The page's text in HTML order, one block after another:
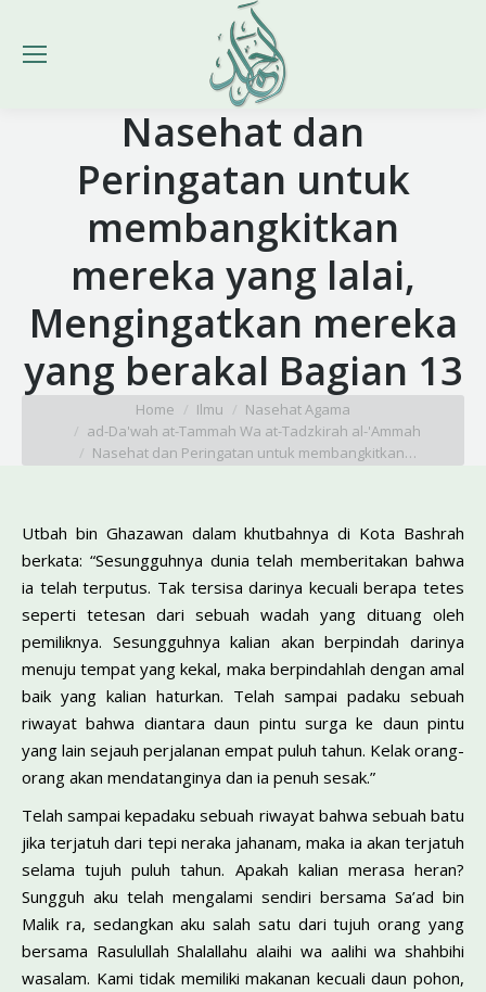
Nasehat dan
Peringatan untuk
membangkitkan
mereka yang lalai,
Mengingatkan mereka
yang berakal Bagian 13
Home Ilmu
Nasehat Agama
ad-Da'wah at-Tammah Wa at-Tadzkirah al-'Ammah
Nasehat dan Peringatan untuk membangkitkan…
Utbah bin Ghazawan dalam khutbahnya di Kota Bashrah
berkata: “Sesungguhnya dunia telah memberitakan bahwa
ia telah terputus. Tak tersisa darinya kecuali berapa tetes
seperti tetesan dari sebuah wadah yang dituang oleh
pemiliknya. Sesungguhnya kalian akan berpindah darinya
menuju tempat yang kekal, maka berpindahlah dengan amal
baik yang kalian haturkan. Telah sampai padaku sebuah
riwayat bahwa diantara daun pintu surga ke daun pintu
yang lain sejauh perjalanan empat puluh tahun. Kelak orang-
orang akan mendatanginya dan ia penuh sesak.”
Telah sampai kepadaku sebuah riwayat bahwa sebuah batu
jika terjatuh dari tepi neraka jahanam, maka ia akan terjatuh
selama tujuh puluh tahun. Apakah kalian merasa heran?
Sungguh aku telah mengalami sendiri bersama Sa’ad bin
Malik ra, sedangkan aku salah satu dari tujuh orang yang
bersama Rasulullah Shalallahu alaihi wa aalihi wa shahbihi
wasalam. Kami tidak memiliki makanan kecuali daun pohon,